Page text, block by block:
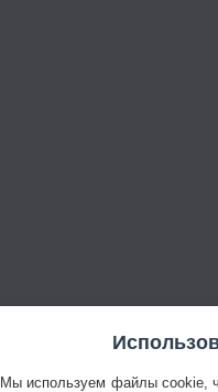
Мы используем файлы cookie,